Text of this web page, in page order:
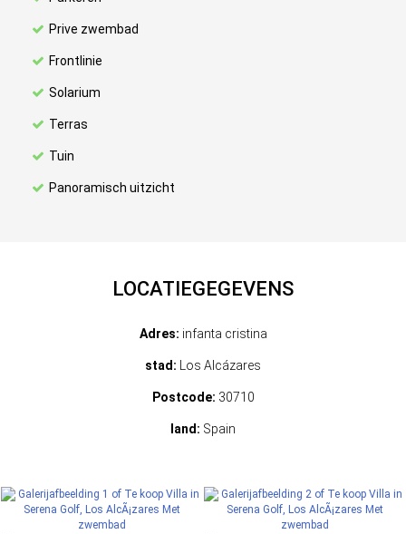
Prive zwembad
Frontlinie
Solarium
Terras
Tuin
Panoramisch uitzicht
LOCATIEGEGEVENS
Adres: infanta cristina
stad: Los Alcázares
Postcode: 30710
land: Spain